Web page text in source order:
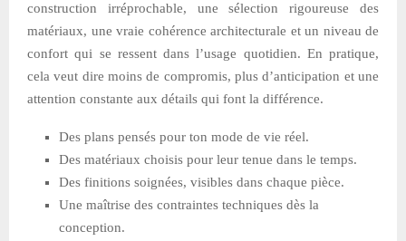
construction irréprochable, une sélection rigoureuse des
matériaux, une vraie cohérence architecturale et un niveau de
confort qui se ressent dans l’usage quotidien. En pratique,
cela veut dire moins de compromis, plus d’anticipation et une
attention constante aux détails qui font la différence.
Des plans pensés pour ton mode de vie réel.
Des matériaux choisis pour leur tenue dans le temps.
Des finitions soignées, visibles dans chaque pièce.
Une maîtrise des contraintes techniques dès la
conception.